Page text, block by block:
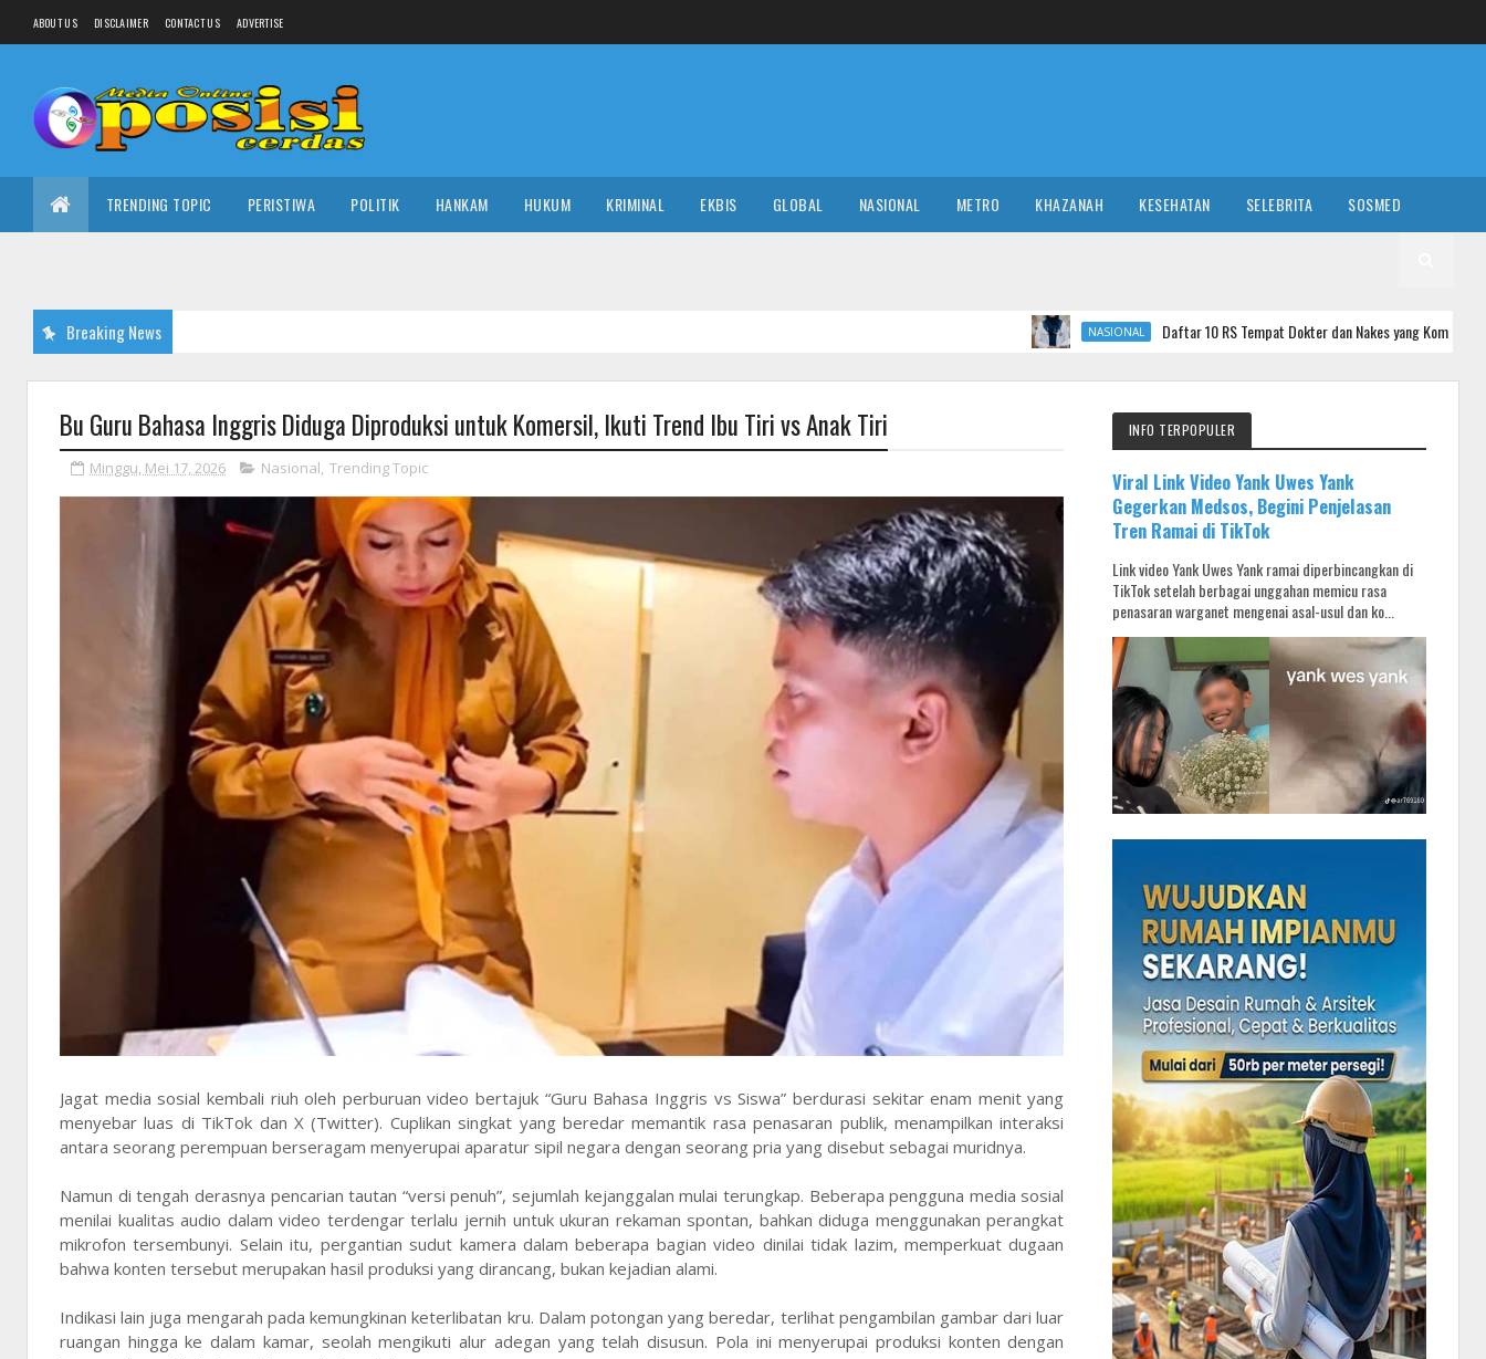
ABOUT US DISCLAIMER CONTACT US ADVERTISE
TRENDING TOPIC PERISTIWA POLITIK HANKAM HUKUM KRIMINAL EKBIS GLOBAL NASIONAL METRO KHAZANAH KESEHATAN SELEBRITA SOSMED
Breaking News NASIONAL Daftar 10 RS Tempat Dokter dan Nakes yang Komentar Sadis ke Pasien
Bu Guru Bahasa Inggris Diduga Diproduksi untuk Komersil, Ikuti Trend Ibu Tiri vs Anak Tiri
Minggu, Mei 17, 2026 Nasional, Trending Topic
Jagat media sosial kembali riuh oleh perburuan video bertajuk “Guru Bahasa Inggris vs Siswa” berdurasi sekitar enam menit yang
menyebar luas di TikTok dan X (Twitter). Cuplikan singkat yang beredar memantik rasa penasaran publik, menampilkan interaksi
antara seorang perempuan berseragam menyerupai aparatur sipil negara dengan seorang pria yang disebut sebagai muridnya.
Namun di tengah derasnya pencarian tautan “versi penuh”, sejumlah kejanggalan mulai terungkap. Beberapa pengguna media sosial
menilai kualitas audio dalam video terdengar terlalu jernih untuk ukuran rekaman spontan, bahkan diduga menggunakan perangkat
mikrofon tersembunyi. Selain itu, pergantian sudut kamera dalam beberapa bagian video dinilai tidak lazim, memperkuat dugaan
bahwa konten tersebut merupakan hasil produksi yang dirancang, bukan kejadian alami.
Indikasi lain juga mengarah pada kemungkinan keterlibatan kru. Dalam potongan yang beredar, terlihat pengambilan gambar dari luar
ruangan hingga ke dalam kamar, seolah mengikuti alur adegan yang telah disusun. Pola ini menyerupai produksi konten dengan
INFO TERPOPULER
Viral Link Video Yank Uwes Yank
Gegerkan Medsos, Begini Penjelasan
Tren Ramai di TikTok
Link video Yank Uwes Yank ramai diperbincangkan di
TikTok setelah berbagai unggahan memicu rasa
penasaran warganet mengenai asal-usul dan ko...